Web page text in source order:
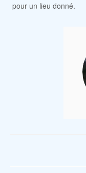
pour un lieu donné.